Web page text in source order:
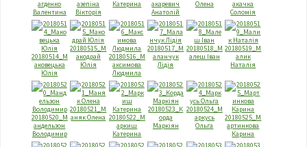
агденко
Валентина
азепіна
Вікторія
Катерина
акаревич
Анатолій
Олена
акачка
Соломія
20180514_М
аковецька
Юлія
20180515_М
акодрай
Юлія
20180516_М
аксимова
Людмила
20180517_М
аланчук
Лідія
20180518_М
алеш Іван
20180519_М
алик
Наталія
20180520_М
андельзон
Володимир
20180521_М
аняк Олена 20180522_М
аркиш
Катерина
20180523_К
орда
Маркіян
20180524_М
аркусь
Ольга
20180525_М
артинкова
Карина